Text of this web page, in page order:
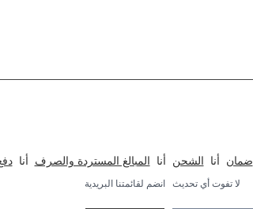
ضمان أنا الشحن أنا المبالغ المستردة والصرف أنا
انضم لقائمتنا البريدية لا تفوت أي تحديث